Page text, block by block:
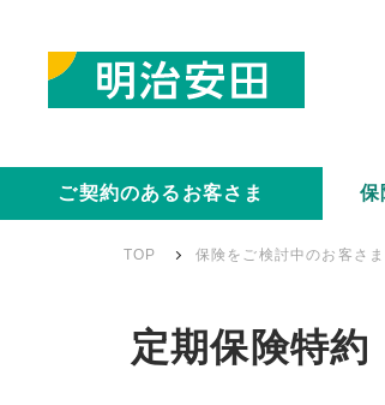
ご契約のあるお客さま 保
TOP 保険をご検討中のお客さま
定期保険特約